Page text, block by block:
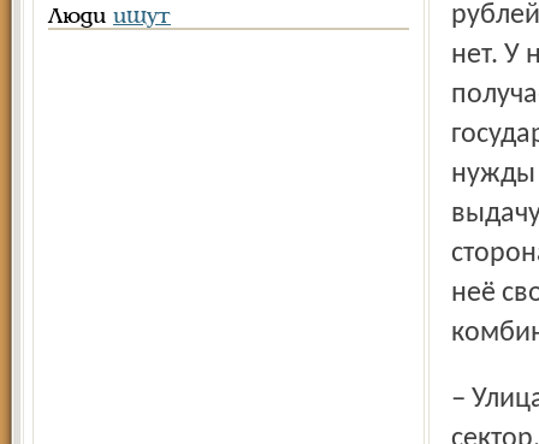
Люди ищут
нет. У
нужды
неё
– Улица Верхняя, дом 5а. Тугова гора, кругом частный